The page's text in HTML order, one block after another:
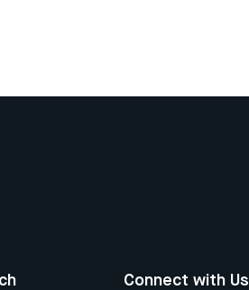
Connect with Us